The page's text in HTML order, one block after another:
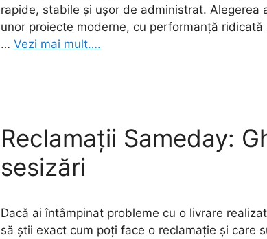
rapide, stabile și ușor de administrat. Alegerea
unor proiecte moderne, cu performanță
… Vezi mai mult….
Reclamații Sameday:
sesizări
Dacă ai întâmpinat probleme cu o livrare
să știi exact cum poți face o reclamație și care